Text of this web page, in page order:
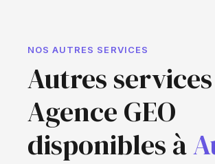
NOS AUTRES SERVICES
Autres services
Agence GEO
disponibles à